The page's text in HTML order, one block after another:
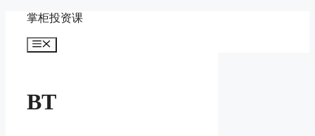
content
掌柜投资课
Menu
BT